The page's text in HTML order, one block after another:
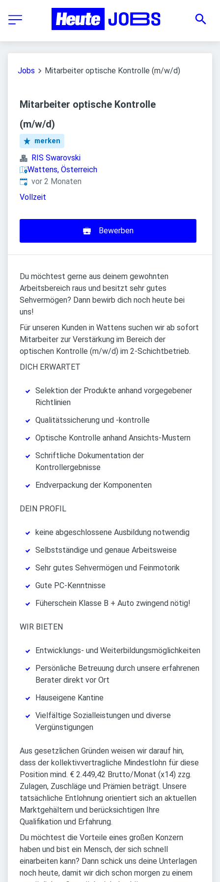
Jobs Mitarbeiter optische Kontrolle (m/w/d)
Mitarbeiter optische Kontrolle
(m/w/d)
merken
RIS Swarovski
Wattens, Österreich
Veröffentlicht:
vor 2 Monaten
Vollzeit
Bewerben
Du möchtest gerne aus deinem gewohnten
Arbeitsbereich raus und besitzt sehr gutes
Sehvermögen? Dann bewirb dich noch heute bei
uns!
Für unseren Kunden in Wattens suchen wir ab sofort
Mitarbeiter zur Verstärkung im Bereich der
optischen Kontrolle (m/w/d) im 2-Schichtbetrieb.
DICH ERWARTET
Selektion der Produkte anhand vorgegebener
Richtlinien
Qualitätssicherung und -kontrolle
Optische Kontrolle anhand Ansichts-Mustern
Schriftliche Dokumentation der
Kontrollergebnisse
Endverpackung der Komponenten
DEIN PROFIL
keine abgeschlossene Ausbildung notwendig
Selbstständige und genaue Arbeitsweise
Sehr gutes Sehvermögen und Feinmotorik
Gute PC-Kenntnisse
Füherschein Klasse B + Auto zwingend nötig!
WIR BIETEN
Entwicklungs- und Weiterbildungsmöglichkeiten
Persönliche Betreuung durch unsere erfahrenen
Berater direkt vor Ort
Hauseigene Kantine
Vielfältige Sozialleistungen und diverse
Vergünstigungen
Aus gesetzlichen Gründen weisen wir darauf hin,
dass der kollektivvertragliche Mindestlohn für diese
Position mind. € 2.449,42 Brutto/Monat (x14) zzg.
Zulagen, Zuschläge und Prämien beträgt. Unsere
tatsächliche Entlohnung orientiert sich an aktuellen
Marktgehältern und berücksichtigen Ihre
Qualifikation und Erfahrung.
Du möchtest die Vorteile eines großen Konzern
haben und bist ein Mensch, der sich schnell
einarbeiten kann? Dann schick uns deine Unterlagen
noch heute, damit wir dich schon morgen zu einem